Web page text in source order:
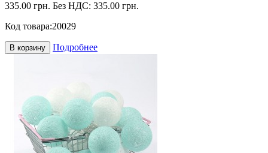
335.00 грн. Без НДС: 335.00 грн.
Код товара:20029
В корзину Подробнее